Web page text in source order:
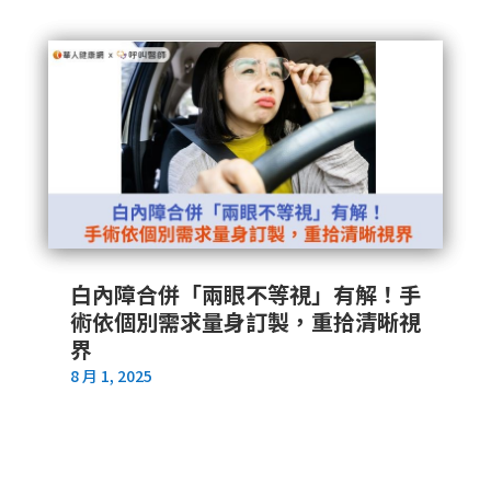
白內障合併「兩眼不等視」有解！手
術依個別需求量身訂製，重拾清晰視
界
8 月 1, 2025